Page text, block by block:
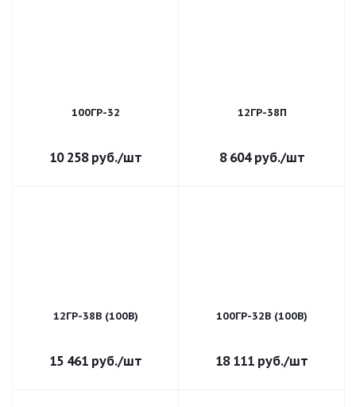
100ГР-32
10 258руб./шт
12ГР-38П
8 604руб./шт
12ГР-38В (100В)
15 461 руб./шт
100ГР-32В (100В)
18 111 руб./шт